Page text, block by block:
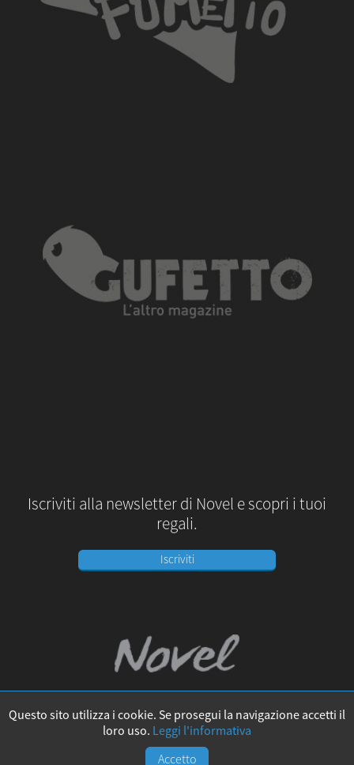
Questo sito utilizza i cookie. Se prosegui la navigazione accetti il
loro uso. Leggi l'informativa
Accetto
Iscriviti alla newsletter di Novel e scopri i tuoi
regali.
Iscriviti
Privacy Policy Cookie Policy FAQ Sitemap
mail@novelcomix.com